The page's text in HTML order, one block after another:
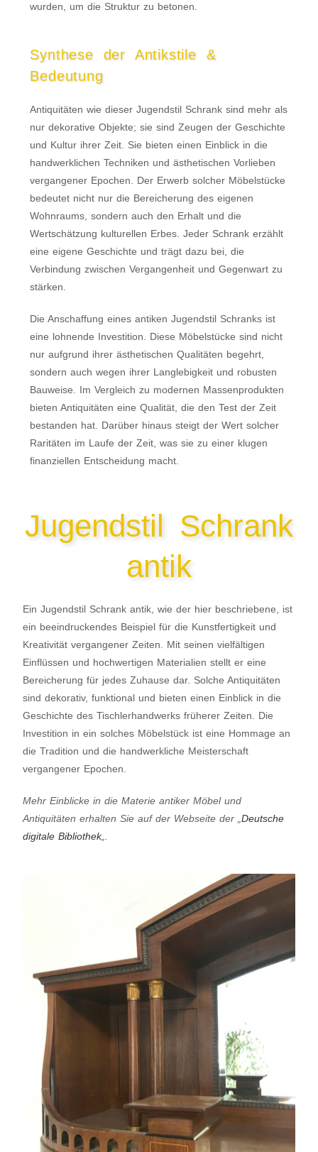
wurden, um die Struktur zu betonen.
Synthese der Antikstile &
Bedeutung
Antiquitäten wie dieser Jugendstil Schrank sind mehr als
nur dekorative Objekte; sie sind Zeugen der Geschichte
und Kultur ihrer Zeit. Sie bieten einen Einblick in die
handwerklichen Techniken und ästhetischen Vorlieben
vergangener Epochen. Der Erwerb solcher Möbelstücke
bedeutet nicht nur die Bereicherung des eigenen
Wohnraums, sondern auch den Erhalt und die
Wertschätzung kulturellen Erbes. Jeder Schrank erzählt
eine eigene Geschichte und trägt dazu bei, die
Verbindung zwischen Vergangenheit und Gegenwart zu
stärken.
Die Anschaffung eines antiken Jugendstil Schranks ist
eine lohnende Investition. Diese Möbelstücke sind nicht
nur aufgrund ihrer ästhetischen Qualitäten begehrt,
sondern auch wegen ihrer Langlebigkeit und robusten
Bauweise. Im Vergleich zu modernen Massenprodukten
bieten Antiquitäten eine Qualität, die den Test der Zeit
bestanden hat. Darüber hinaus steigt der Wert solcher
Raritäten im Laufe der Zeit, was sie zu einer klugen
finanziellen Entscheidung macht.
Jugendstil Schrank
antik
Ein Jugendstil Schrank antik, wie der hier beschriebene, ist
ein beeindruckendes Beispiel für die Kunstfertigkeit und
Kreativität vergangener Zeiten. Mit seinen vielfältigen
Einflüssen und hochwertigen Materialien stellt er eine
Bereicherung für jedes Zuhause dar. Solche Antiquitäten
sind dekorativ, funktional und bieten einen Einblick in die
Geschichte des Tischlerhandwerks früherer Zeiten. Die
Investition in ein solches Möbelstück ist eine Hommage an
die Tradition und die handwerkliche Meisterschaft
vergangener Epochen.
Mehr Einblicke in die Materie antiker Möbel und
Antiquitäten erhalten Sie auf der Webseite der „Deutsche
digitale Bibliothek„.